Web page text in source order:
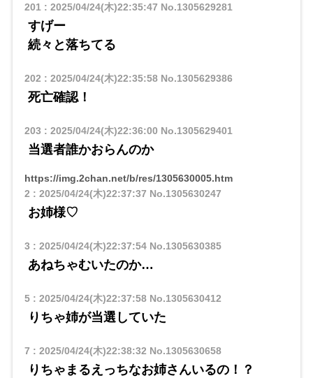
201 : 2025/04/24(木)22:35:47 No.1305629281
すげー
続々と落ちてる
202 : 2025/04/24(木)22:35:58No.1305629386
死亡確認！
203 : 2025/04/24(木)22:36:00 No.1305629401
当選者誰かおらんのか
https://img.2chan.net/b/res/1305630005.htm
2 : 2025/04/24(木)22:37:37 No.1305630247
お姉様♡
3 : 2025/04/24(木)22:37:54No.1305630385
あねちゃむいたのか…
5: 2025/04/24(木)22:37:58No.1305630412
りちゃ姉が当選していた
7 : 2025/04/24(木)22:38:32 No.1305630658
りちゃまるえっちなお姉さんいるの！？